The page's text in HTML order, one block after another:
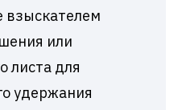
взыскателем
или
листа для
удержания